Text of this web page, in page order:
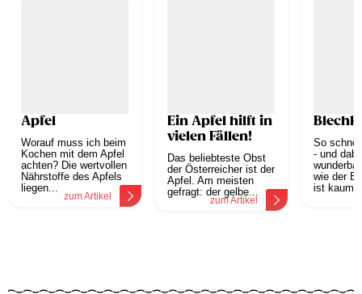
Apfel
Worauf muss ich beim
Kochen mit dem Apfel
achten? Die wertvollen
Nährstoffe des Apfels
liegen...
zum Artikel
Ein Apfel hilft in
vielen Fällen!
Das beliebteste Obst
der Österreicher ist der
Apfel. Am meisten
gefragt: der gelbe...
zum Artikel
So
- und
wie der
ist kaum